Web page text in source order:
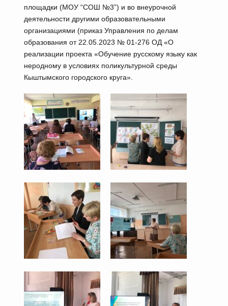
площадки (МОУ “СОШ №3”) и во внеурочной
деятельности другими образовательными
организациями (приказ Управления по делам
образования от 22.05.2023 № 01-276 ОД «О
реализации проекта «Обучение русскому языку как
неродному в условиях поликультурной среды
Кыштымского городского круга».